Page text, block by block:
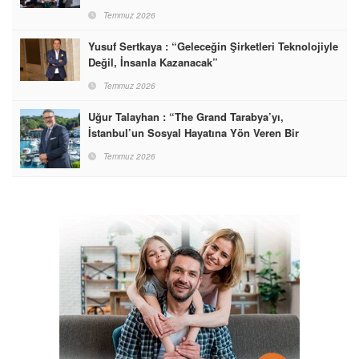
Temmuz 2026
Yusuf Sertkaya : “Geleceğin Şirketleri Teknolojiyle
Değil, İnsanla Kazanacak”
Temmuz 2026
Uğur Talayhan : “The Grand Tarabya’yı,
İstanbul’un Sosyal Hayatına Yön Veren Bir
Destinasyon Haline Getirmeyi Hedefliyorum”
Temmuz 2026